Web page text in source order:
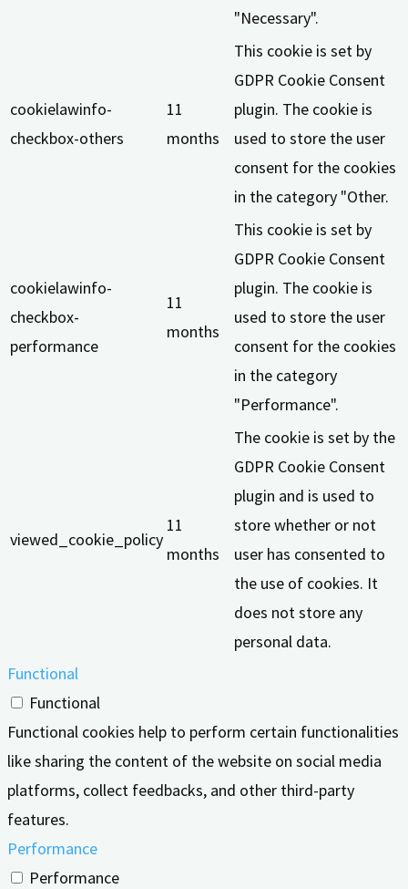
"Necessary".
cookielawinfo-
checkbox-others
11
months
This cookie is set by
GDPR Cookie Consent
plugin. The cookie is
used to store the user
consent for the cookies
in the category "Other.
cookielawinfo-
checkbox-
performance
11
months
This cookie is set by
GDPR Cookie Consent
plugin. The cookie is
used to store the user
consent for the cookies
in the category
"Performance".
viewed_cookie_policy
11
months
The cookie is set by the
GDPR Cookie Consent
plugin and is used to
store whether or not
user has consented to
the use of cookies. It
does not store any
personal data.
Functional
Functional
Functional cookies help to perform certain functionalities
like sharing the content of the website on social media
platforms, collect feedbacks, and other third-party
features.
Performance
Performance